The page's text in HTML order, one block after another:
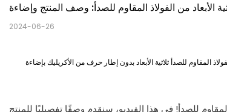
2024-06-26
للصدأ! في هذا الفيديو، سنقدم وصفًا تفصيليًا للمنتج